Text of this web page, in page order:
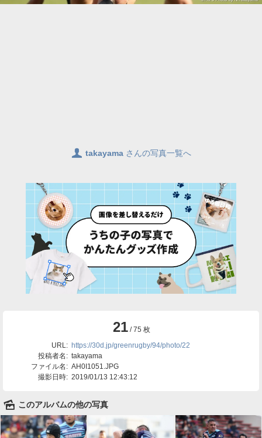
👤 takayama さんの写真一覧へ
21/ 75 枚
URL: https://30d.jp/greenrugby/94/photo/22
投稿者名: takayama
ファイル名: AH0I1051.JPG
撮影日時: 2019/01/13 12:43:12
🌄 このアルバムの他の写真